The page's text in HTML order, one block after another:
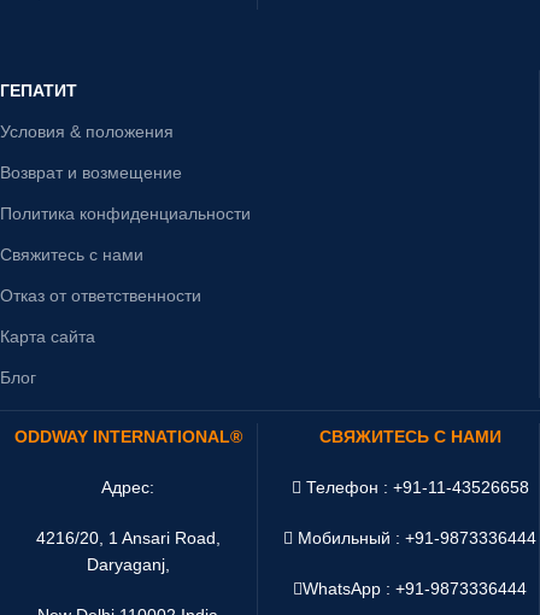
ГЕПАТИТ
Условия & положения
Возврат и возмещение
Политика конфиденциальности
Свяжитесь с нами
Отказ от ответственности
Карта сайта
Блог
ODDWAY INTERNATIONAL®
Адрес:
4216/20, 1 Ansari Road,
Daryaganj,
СВЯЖИТЕСЬ С НАМИ
Телефон : +91-11-43526658
Мобильный : +91-9873336444
WhatsApp :+91-9873336444